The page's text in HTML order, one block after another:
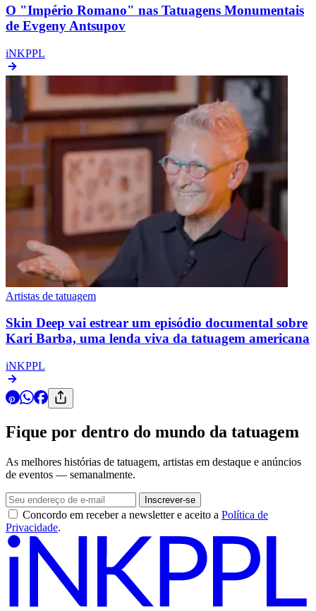
O "Império Romano" nas Tatuagens Monumentais
de Evgeny Antsupov
iNKPPL
Artistas de tatuagem
Skin Deep vai estrear um episódio documental sobre
Kari Barba, uma lenda viva da tatuagem americana
iNKPPL
Fique por dentro do mundo da tatuagem
As melhores histórias de tatuagem, artistas em destaque e anúncios
de eventos — semanalmente.
Inscrever-se
Concordo em receber a newsletter e aceito a Política de
Privacidade.